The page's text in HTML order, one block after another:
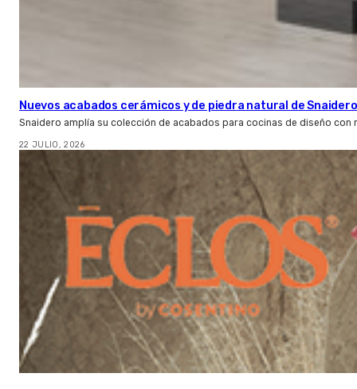
Nuevos acabados cerámicos y de piedra natural de Snaidero
Snaidero amplía su colección de acabados para cocinas de diseño
22 JULIO, 2026